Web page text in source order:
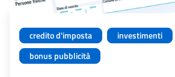
credito d'imposta
investimenti
bonus pubblicità